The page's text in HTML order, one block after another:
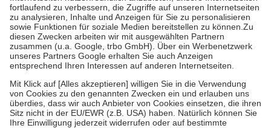
Prozent des Abgabepreises,mindestens jedochfünf Euround
höchstens zehn Euro.Es sind jedoch nie mehr als die tatsächlichen
Kosten der Leistung zu entrichten.
Diese Regeln gelten grundsätzlich auch für Online-Apotheken.
Bei Heilmitteln und häuslicher Krankenpflege beträgt die
Zuzahlung zehn Prozent der Kosten sowie zehn Euro je
Verordnung.
Um das Engagement der Versicherten für ihre eigene Gesundheit zu
stärken und die besondere Stellung der Familie zu unterstützen,
fallenkeine Zuzahlungenan bei: